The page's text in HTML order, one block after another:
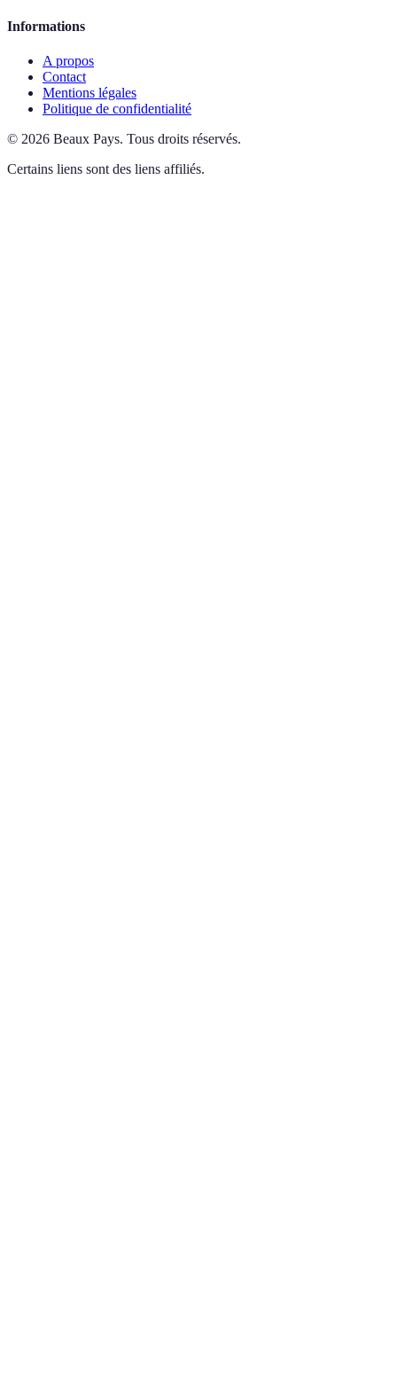
Informations
A propos
Contact
Mentions légales
Politique de confidentialité
© 2026 Beaux Pays. Tous droits réservés.
Certains liens sont des liens affiliés.